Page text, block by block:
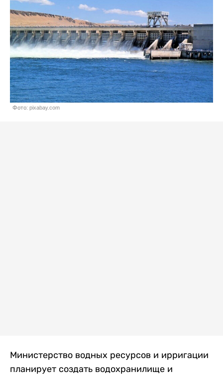
Фото: pixabay.com
Министерство водных ресурсов и ирригации
планирует создать водохранилище и